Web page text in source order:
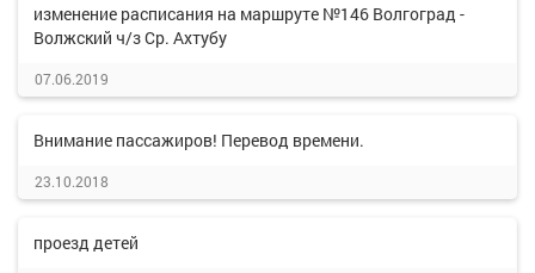
изменение расписания на маршруте №146 Волгоград -
Волжский ч/з Ср. Ахтубу
07.06.2019
Внимание пассажиров! Перевод времени.
23.10.2018
проезд детей